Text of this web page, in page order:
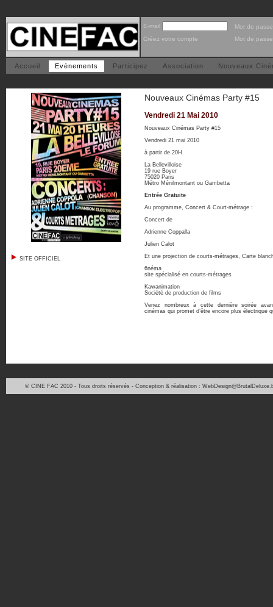
E-mail
Mot de passe
Créez votre compte
Mot de
Accueil Evènements Participez Association Nouveaux
SITE OFFICIEL
Nouveaux Cinémas Party #15
Vendredi 21 Mai 2010
Nouveaux Cinémas Party #15
Vendredi 21 mai 2010
à partir de 20H
La Bellevilloise
19 rue Boyer
75020 Paris
Métro Ménilmontant ou Gambetta
Entrée Gratuite
Au programme, Concert & Court-métrage :
Concert de
Adrienne Coppalla
Julien Calot
Et une projection de courts-métrages, Carte
6néma
site spécialisé en courts-métrages
Kawanimation
Société de production de films
Venez nombreux à cette dernière soirée
cinémas qui promet d’être encore plus électrique
© CINE FAC 2010 - Tous droits réservés - Conception & réalisation :